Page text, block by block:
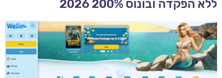
ללא הפקדה ובונוס 200% 2026